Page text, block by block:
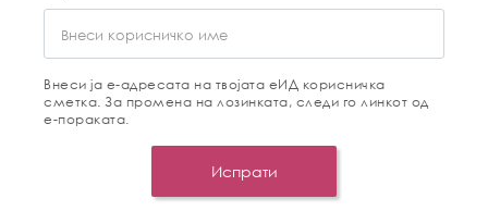
Внеси ја е-адресата на твојата еИД корисничка
сметка. За промена на лозинката, следи го линкот од
е-пораката.
Испрати